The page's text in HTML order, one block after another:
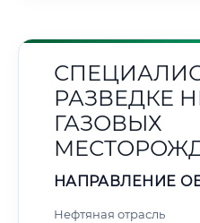
РАЗВЕДКЕ
ГАЗОВЫХ
НАПРАВЛЕНИЕ
Нефтяная отрасль